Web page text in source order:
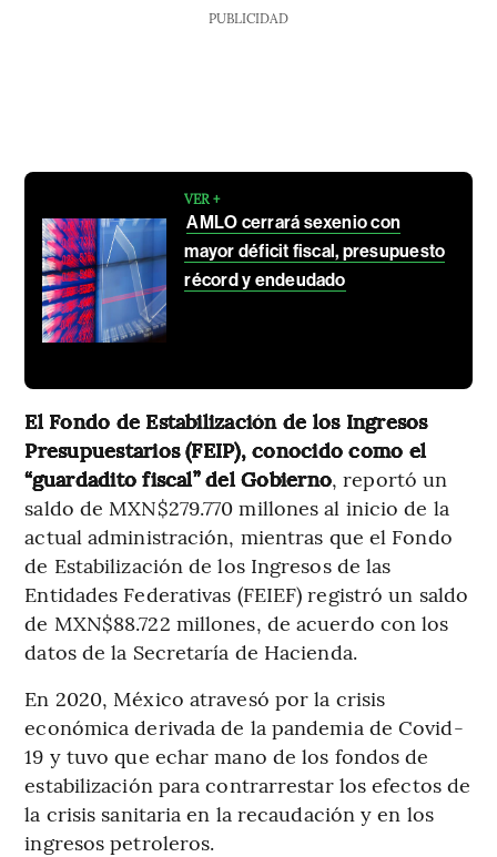
PUBLICIDAD
VER +
AMLO cerrará sexenio con
mayor déficit fiscal, presupuesto
récord y endeudado
El Fondo de Estabilización de los Ingresos
Presupuestarios (FEIP), conocido como el
“guardadito fiscal” del Gobierno, reportó un
saldo de MXN$279.770 millones al inicio de la
actual administración, mientras que el Fondo
de Estabilización de los Ingresos de las
Entidades Federativas (FEIEF) registró un saldo
de MXN$88.722 millones, de acuerdo con los
datos de la Secretaría de Hacienda.
En 2020, México atravesó por la crisis
económica derivada de la pandemia de Covid-
19 y tuvo que echar mano de los fondos de
estabilización para contrarrestar los efectos de
la crisis sanitaria en la recaudación y en los
ingresos petroleros.